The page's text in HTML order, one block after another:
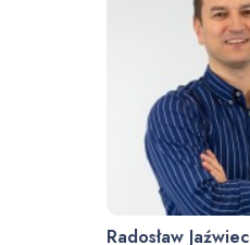
Radosław Jaźwiec